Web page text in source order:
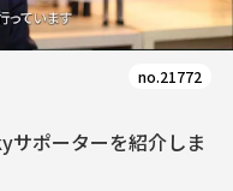
no.21772
サポーターを紹介しま